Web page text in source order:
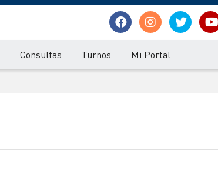
Consultas Turnos Mi Portal